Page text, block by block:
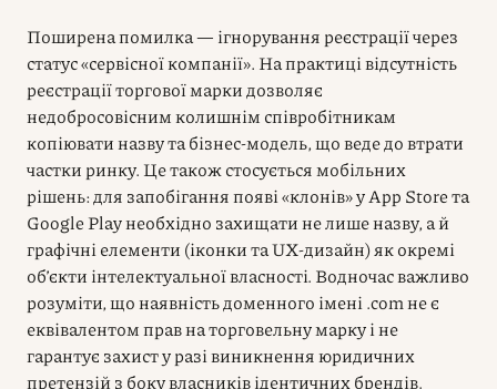
Поширена помилка — ігнорування реєстрації через
статус «сервісної компанії». На практиці відсутність
реєстрації торгової марки дозволяє
недобросовісним колишнім співробітникам
копіювати назву та бізнес-модель, що веде до втрати
частки ринку. Це також стосується мобільних
рішень: для запобігання появі «клонів» у App Store та
Google Play необхідно захищати не лише назву, а й
графічні елементи (іконки та UX-дизайн) як окремі
об’єкти інтелектуальної власності. Водночас важливо
розуміти, що наявність доменного імені .com не є
еквівалентом прав на торговельну марку і не
гарантує захист у разі виникнення юридичних
претензій з боку власників ідентичних брендів.